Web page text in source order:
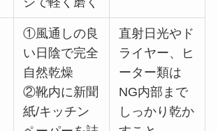
①風通しの良
い日陰で完全
自然乾燥
②靴内に新聞
紙/キッチン
直射日光やド
ライヤー、ヒ
ーター類は
NG内部まで
しっかり乾か